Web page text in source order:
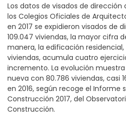
Los datos de visados de
los Colegios Oficiales de
en 2017 se expidieron visados de
109.047 viviendas, la mayor cifra
manera, la edificación
viviendas, acumula cuatro
incremento. La evolución
nueva con 80.786 viviendas, casi
en 2016, según recoge el Informe
Construcción 2017, del
Construcción.